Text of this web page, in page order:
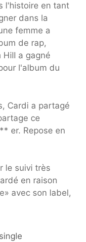
l'histoire en tant
dans la
femme a
de rap,
Hill a gagné
l'album du
Cardi a partagé
ce
er. Repose en
le suivi très
en raison
avec son label,